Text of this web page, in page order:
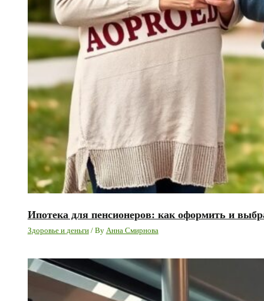
Ипотека для пенсионеров: как оформить и
Здоровье и деньги/ By Анна Смирнова